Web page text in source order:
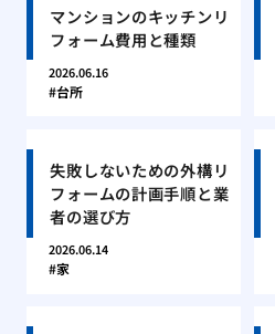
マンションのキッチンリ
フォーム費用と種類
2026.06.16
台所
失敗しないための外構リ
フォームの計画手順と業
者の選び方
2026.06.14
家